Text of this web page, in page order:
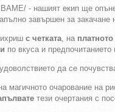
- нашият екип ще опъне
завършен за закачане
с четката, на платното
по вкуса и предпочитанието
да се
магичното очарование
тези очертания с